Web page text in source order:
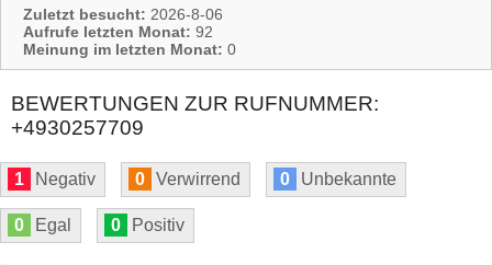
Zuletzt besucht: 2026-8-06
Aufrufe letzten Monat: 92
Meinung im letzten Monat: 0
BEWERTUNGEN ZUR RUFNUMMER:
+4930257709
1 Negativ 0 Verwirrend 0 Unbekannte
0 Egal 0 Positiv